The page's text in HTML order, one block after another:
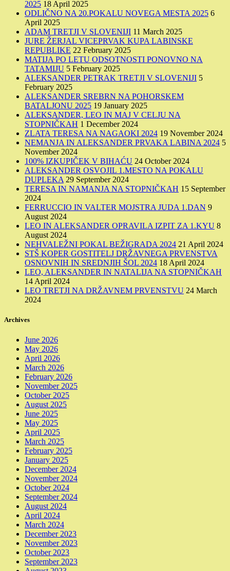
2025 18 April 2025
ODLIČNO NA 20.POKALU NOVEGA MESTA 2025 6
April 2025
ADAM TRETJI V SLOVENIJI 11 March 2025
JURE ŽERJAL VICEPRVAK KUPA LABINSKE
REPUBLIKE 22 February 2025
MATIJA PO LETU ODSOTNOSTI PONOVNO NA
TATAMIJU 5 February 2025
ALEKSANDER PETRAK TRETJI V SLOVENIJI 5
February 2025
ALEKSANDER SREBRN NA POHORSKEM
BATALJONU 2025 19 January 2025
ALEKSANDER, LEO IN MAJ V CELJU NA
STOPNIČKAH 1 December 2024
ZLATA TERESA NA NAGAOKI 2024 19 November 2024
NEMANJA IN ALEKSANDER PRVAKA LABINA 2024 5
November 2024
100% IZKUPIČEK V BIHAĆU 24 October 2024
ALEKSANDER OSVOJIL 1.MESTO NA POKALU
DUPLEKA 29 September 2024
TERESA IN NAMANJA NA STOPNIČKAH 15 September
2024
FERRUCCIO IN VALTER MOJSTRA JUDA 1.DAN 9
August 2024
LEO IN ALEKSANDER OPRAVILA IZPIT ZA 1.KYU 8
August 2024
NEHVALEŽNI POKAL BEŽIGRADA 2024 21 April 2024
STŠ KOPER GOSTITELJ DRŽAVNEGA PRVENSTVA
OSNOVNIH IN SREDNJIH ŠOL 2024 18 April 2024
LEO, ALEKSANDER IN NATALIJA NA STOPNIČKAH
14 April 2024
LEO TRETJI NA DRŽAVNEM PRVENSTVU 24 March
2024
Archives
June 2026
May 2026
April 2026
March 2026
February 2026
November 2025
October 2025
August 2025
June 2025
May 2025
April 2025
March 2025
February 2025
January 2025
December 2024
November 2024
October 2024
September 2024
August 2024
April 2024
March 2024
December 2023
November 2023
October 2023
September 2023